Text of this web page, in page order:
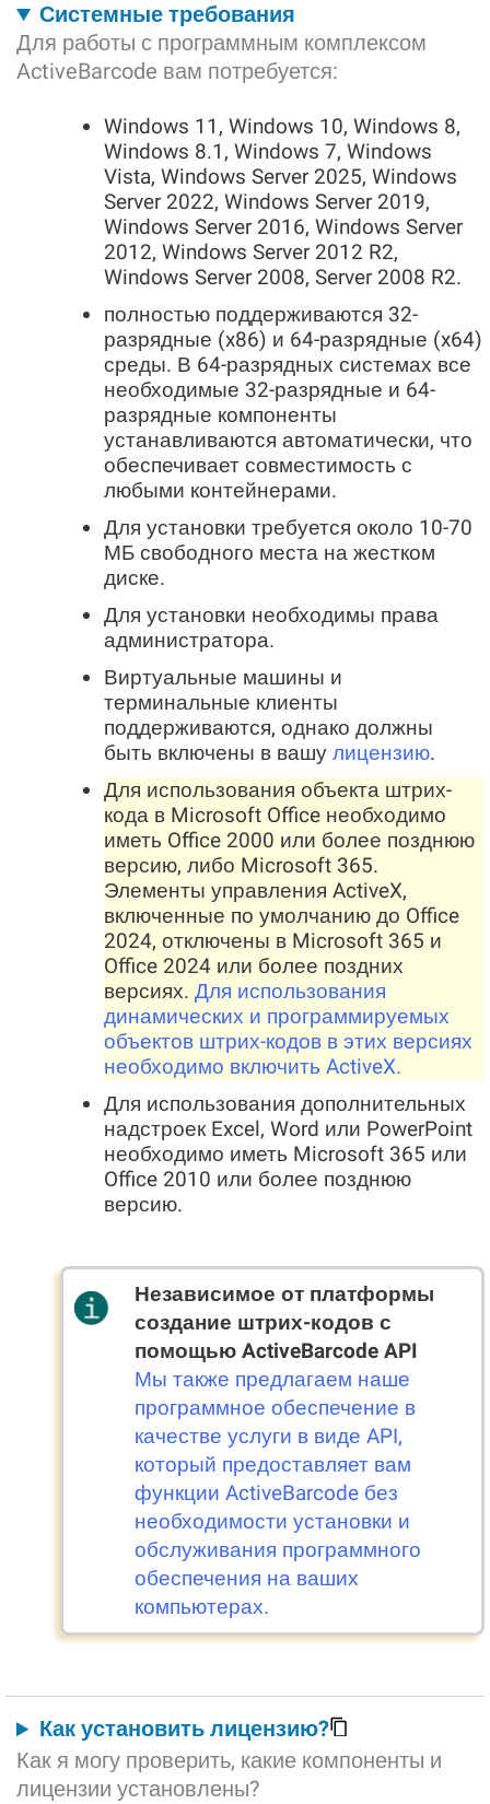
Системные требования
Для работы с программным комплексом
ActiveBarcode вам потребуется:
Windows 11, Windows 10, Windows 8,
Windows 8.1, Windows 7, Windows
Vista, Windows Server 2025, Windows
Server 2022, Windows Server 2019,
Windows Server 2016, Windows Server
2012, Windows Server 2012 R2,
Windows Server 2008, Server 2008 R2.
полностью поддерживаются 32-
разрядные (x86) и 64-разрядные (x64)
среды. В 64-разрядных системах все
необходимые 32-разрядные и 64-
разрядные компоненты
устанавливаются автоматически, что
обеспечивает совместимость с
любыми контейнерами.
Для установки требуется около 10-70
МБ свободного места на жестком
диске.
Для установки необходимы права
администратора.
Виртуальные машины и
терминальные клиенты
поддерживаются, однако должны
быть включены в вашу лицензию.
Для использования объекта штрих-
кода в Microsoft Office необходимо
иметь Office 2000 или более позднюю
версию, либо Microsoft 365.
Элементы управления ActiveX,
включенные по умолчанию до Office
2024, отключены в Microsoft 365 и
Office 2024 или более поздних
версиях. Для использования
динамических и программируемых
объектов штрих-кодов в этих версиях
необходимо включить ActiveX.
Для использования дополнительных
надстроек Excel, Word или PowerPoint
необходимо иметь Microsoft 365 или
Office 2010 или более позднюю
версию.
Независимое от платформы
создание штрих-кодов с
помощью ActiveBarcode API
Мы также предлагаем наше
программное обеспечение в
качестве услуги в виде API,
который предоставляет вам
функции ActiveBarcode без
необходимости установки и
обслуживания программного
обеспечения на ваших
компьютерах.
Как установить лицензию?
Как я могу проверить, какие компоненты и
лицензии установлены?